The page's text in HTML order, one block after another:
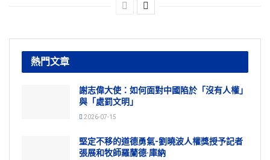
熱門文章
謝志偉大使：如何面對中國陷於「沒有人權」
與「處罰文明」
2026-07-15
堅定不移的道德勇氣-劉曉波人權獎授予記者
張展和牧師羅蘭德·庫納